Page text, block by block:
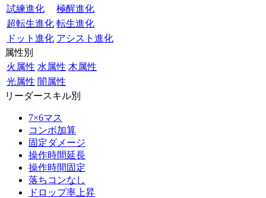
試練進化
極醒進化
超転生進化 転生進化
ドット進化 アシスト進化
属性別
火属性 水属性 木属性
光属性 闇属性
リーダースキル別
7×6マス
コンボ加算
固定ダメージ
操作時間延長
操作時間固定
落ちコンなし
ドロップ率上昇